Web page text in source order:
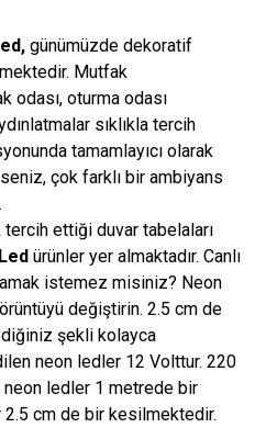
günümüzde dekoratif
Mutfak
odası, oturma odası
sıklıkla tercih
tamamlayıcı olarak
çok farklı bir ambiyans
tercih ettiği duvar tabelaları
ürünler yer almaktadır. Canlı
istemez misiniz? Neon
değiştirin. 2.5 cm de
şekli kolayca
neon ledler 12 Volttur. 220
neon ledler 1 metrede bir
cm de bir kesilmektedir.